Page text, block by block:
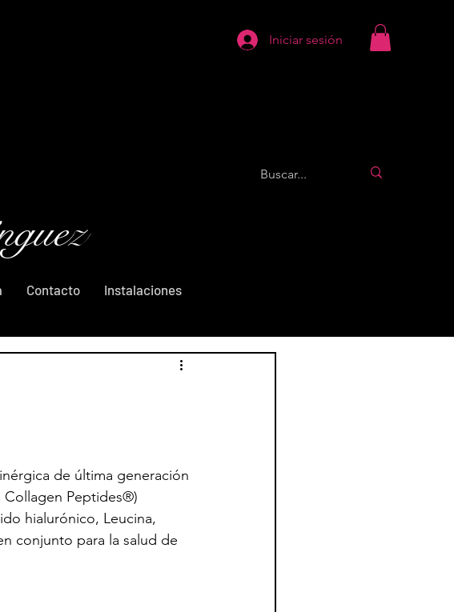
Iniciar sesión
Contacto Instalaciones
de última generación
Peptides®)
hialurónico, Leucina,
conjunto para la salud de